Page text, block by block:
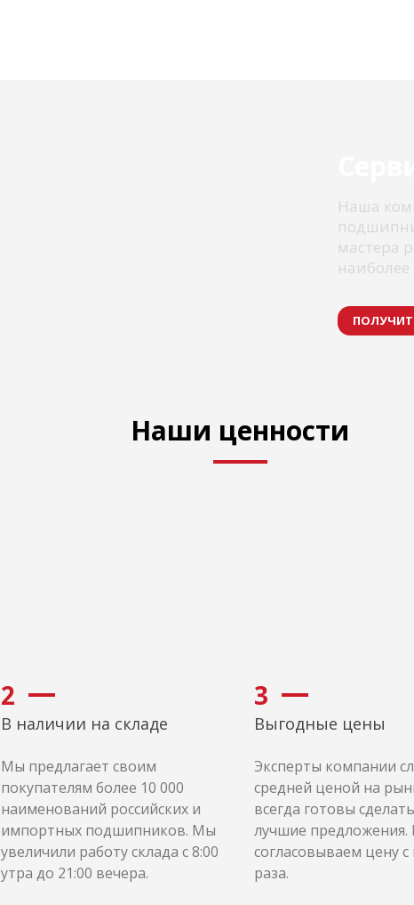
Наша
мастера
Наши ценности
2
В наличии на складе
Мы предлагает своим
покупателям более 10 000
наименований российских и
импортных подшипников. Мы
увеличили работу склада с 8:00
утра до 21:00 вечера.
3
Выгодные цены
Эксперты компании
средней ценой на
всегда готовы
лучшие предложения.
согласовываем цену с
раза.